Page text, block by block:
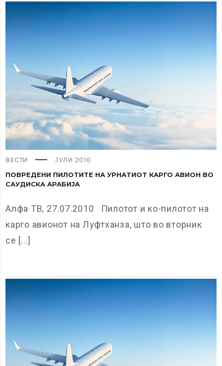
ВЕСТИ ЈУЛИ 2010
ПОВРЕДЕНИ ПИЛОТИТЕ НА УРНАТИОТ КАРГО АВИОН ВО
САУДИСКА АРАБИЈА
Алфа ТВ, 27.07.2010 Пилотот и ко-пилотот на
карго авионот на Луфтханза, што во вторник
се [...]